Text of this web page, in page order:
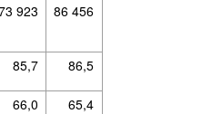
923 86 456
85,7 86,5
66,0 65,4